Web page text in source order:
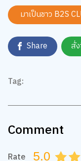
มาเป็นชาว B2S
Share สั่
Tag:
Comment
Rate 5.0 0.5